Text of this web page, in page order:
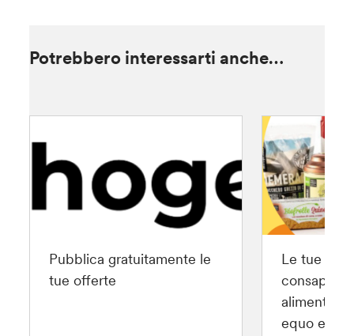
Potrebbero interessarti anche…
Pubblica gratuitamente le
tue offerte
Le tue
alimentari
equo e